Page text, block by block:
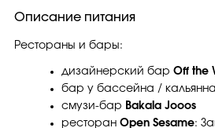
Описание питания
Рестораны и бары:
дизайнерский бар Off the
бар у бассейна /
смyзи-бар Bakala Jooos
ресторан Open Sesame: